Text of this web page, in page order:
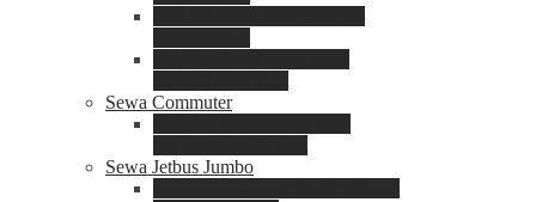
Sewa Commuter
Sewa Jetbus Jumbo